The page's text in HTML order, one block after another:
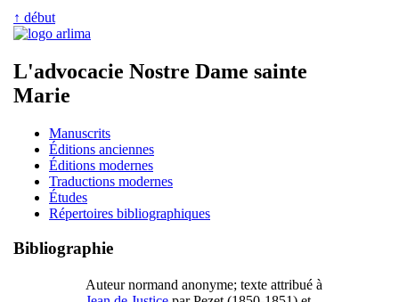
↑ début
L'advocacie Nostre Dame sainte
Marie
Manuscrits
Éditions anciennes
Éditions modernes
Traductions modernes
Études
Répertoires bibliographiques
Bibliographie
Auteur normand anonyme; texte attribué à